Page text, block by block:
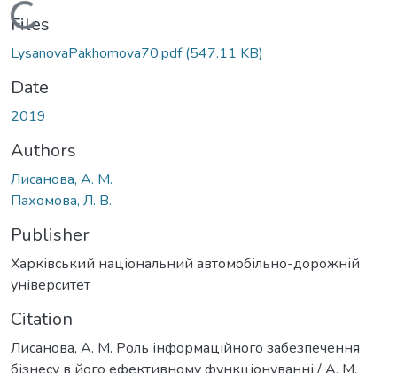
Loading...
Files
LysanovaPakhomova70.pdf(547.11 KB)
Date
2019
Authors
Лисанова, А. М.
Пахомова, Л. В.
Publisher
Харківський національний автомобільно-дорожній
університет
Citation
Лисанова, А. М. Роль інформаційного забезпечення